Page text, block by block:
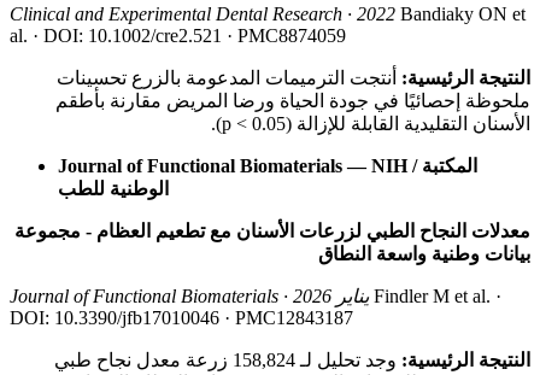
Clinical and Experimental Dental Research · 2022 Bandiaky ON et
al. · DOI: 10.1002/cre2.521 · PMC8874059
النتيجة الرئيسية: أنتجت الترميمات المدعومة بالزرع تحسينات
ملحوظة إحصائيًا في جودة الحياة ورضا المريض مقارنة بأطقم
الأسنان التقليدية القابلة للإزالة (p < 0.05).
Journal of Functional Biomaterials — NIH / المكتبة
الوطنية للطب
معدلات النجاح الطبي لزرعات الأسنان مع تطعيم العظام - مجموعة
بيانات وطنية واسعة النطاق
Journal of Functional Biomaterials · يناير 2026Findler M et al. ·
DOI: 10.3390/jfb17010046 · PMC12843187
النتيجة الرئيسية:
وجد تحليل لـ 158,824 زرعة معدل نجاح طبي